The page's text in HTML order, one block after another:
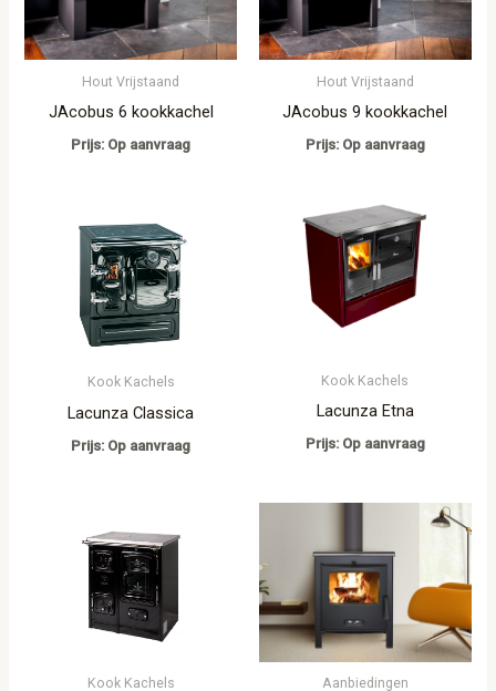
Hout Vrijstaand
JAcobus 6 kookkachel
Prijs: Op aanvraag
Hout Vrijstaand
JAcobus 9 kookkachel
Prijs: Op aanvraag
Kook Kachels
Lacunza Classica
Prijs: Op aanvraag
Kook Kachels
Lacunza Etna
Prijs: Op aanvraag
Kook Kachels Aanbiedingen